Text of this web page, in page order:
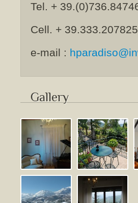
Tel. +
Cell. +
e-mail :
Gallery